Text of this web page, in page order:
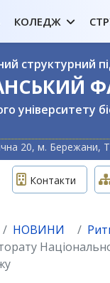
КОЛЕДЖ
структурний
університету
20, м. Бережани,
Контакти
НОВИНИ